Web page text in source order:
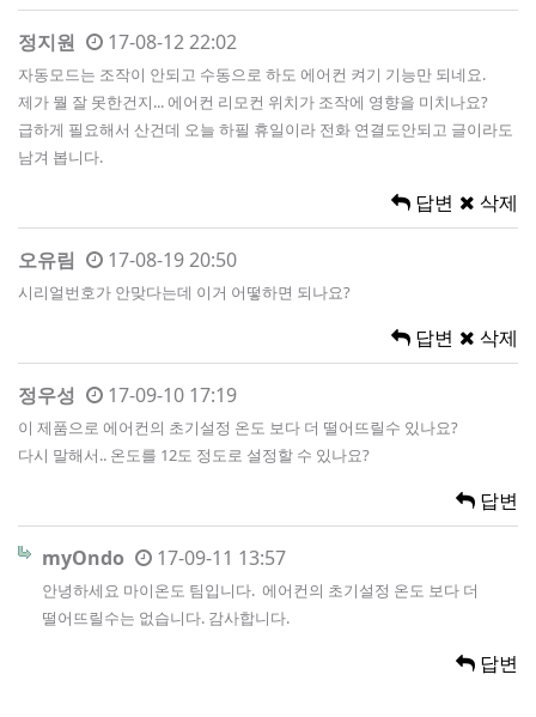
정지원 17-08-12 22:02
자동모드는 조작이 안되고 수동으로 하도 에어컨 켜기 기능만 되네요.
제가 뭘 잘 못한건지... 에어컨 리모컨 위치가 조작에 영향을 미치나요?
급하게 필요해서 산건데 오늘 하필 휴일이라 전화 연결도안되고 글이라도
남겨 봅니다.
답변 삭제
오유림 17-08-19 20:50
시리얼번호가 안맞다는데 이거 어떻하면 되나요?
답변 삭제
정우성 17-09-10 17:19
이 제품으로 에어컨의 초기설정 온도 보다 더 떨어뜨릴수 있나요?
다시 말해서.. 온도를 12도 정도로 설정할 수 있나요?
답변
myOndo 17-09-11 13:57
안녕하세요 마이온도 팀입니다. 에어컨의 초기설정 온도 보다 더
떨어뜨릴수는 없습니다. 감사합니다.
답변